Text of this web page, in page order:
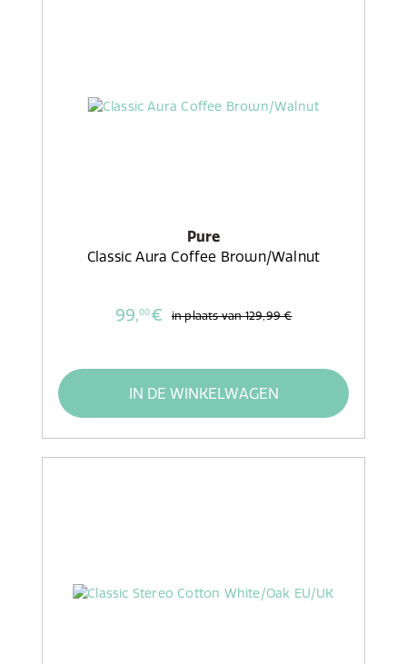
Pure
Classic Aura Coffee Brown/Walnut
99,00€ in plaats van129,99 €
IN DE WINKELWAGEN